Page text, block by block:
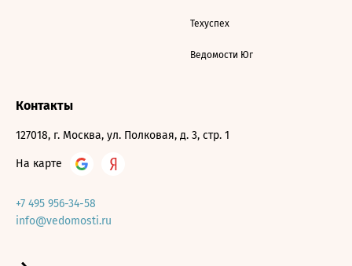
Техуспех
Ведомости Юг
Контакты
127018, г. Москва, ул. Полковая, д. 3, стр. 1
На карте
+7 495 956-34-58
info@vedomosti.ru